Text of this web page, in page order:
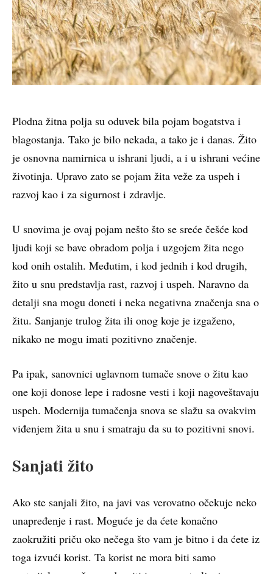
Plodna žitna polja su oduvek bila pojam bogatstva i
blagostanja. Tako je bilo nekada, a tako je i danas. Žito
je osnovna namirnica u ishrani ljudi, a i u ishrani većine
životinja. Upravo zato se pojam žita veže za uspeh i
razvoj kao i za sigurnost i zdravlje.
U snovima je ovaj pojam nešto što se sreće češće kod
ljudi koji se bave obradom polja i uzgojem žita nego
kod onih ostalih. Međutim, i kod jednih i kod drugih,
žito u snu predstavlja rast, razvoj i uspeh. Naravno da
detalji sna mogu doneti i neka negativna značenja sna o
žitu. Sanjanje trulog žita ili onog koje je izgaženo,
nikako ne mogu imati pozitivno značenje.
Pa ipak, sanovnici uglavnom tumače snove o žitu kao
one koji donose lepe i radosne vesti i koji nagoveštavaju
uspeh. Modernija tumačenja snova se slažu sa ovakvim
viđenjem žita u snu i smatraju da su to pozitivni snovi.
Sanjati žito
Ako ste sanjali žito, na javi vas verovatno očekuje neko
unapređenje i rast. Moguće je da ćete konačno
zaokružiti priču oko nečega što vam je bitno i da ćete iz
toga izvući korist. Ta korist ne mora biti samo